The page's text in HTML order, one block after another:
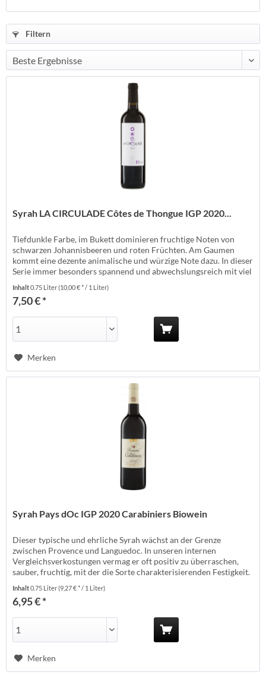
Filtern
Syrah LA CIRCULADE Côtes de Thongue IGP 2020...
Tiefdunkle Farbe, im Bukett dominieren fruchtige Noten von
schwarzen Johannisbeeren und roten Früchten. Am Gaumen
kommt eine dezente animalische und würzige Note dazu. In dieser
Serie immer besonders spannend und abwechslungsreich mit viel
Anbaugebiet: Côtes de Thongue Anbauverband: Sudvinbio
Rebsorte: Syrah...
Inhalt0.75 Liter(10,00 € * / 1 Liter)
7,50 € *
Merken
Syrah Pays dOc IGP 2020 Carabiniers Biowein
Dieser typische und ehrliche Syrah wächst an der Grenze
zwischen Provence und Languedoc. In unseren internen
Vergleichsverkostungen vermag er oft positiv zu überraschen,
sauber, fruchtig, mit der die Sorte charakterisierenden Festigkeit.
Roquemaure Anbauland: Frankreich Anbaugebiet: Oc
Anbauverband: Demeter/Sudvinbio...
Inhalt0.75 Liter(9,27 € * / 1 Liter)
6,95 € *
Merken